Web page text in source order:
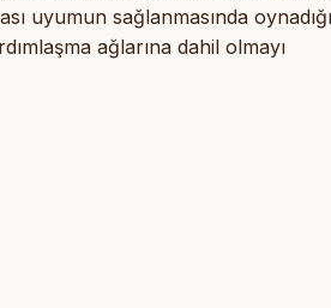
uyumun sağlanmasında oynadığı
ağlarına dahil olmayı